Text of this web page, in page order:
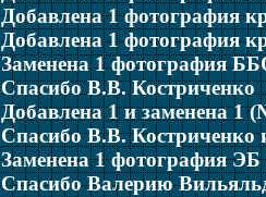
Добавлена 1 фотография
Добавлена 1 фотография
Заменена 1 фотография
Спасибо В.В. Костриченко
Добавлена 1 и заменена
Спасибо В.В. Костриченко
Заменена 1 фотография ЭБ
Спасибо Валерию